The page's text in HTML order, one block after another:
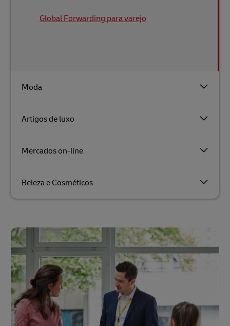
Moda
Artigos de luxo
Mercados on-line
Beleza e Cosméticos
Global Forwarding para varejo